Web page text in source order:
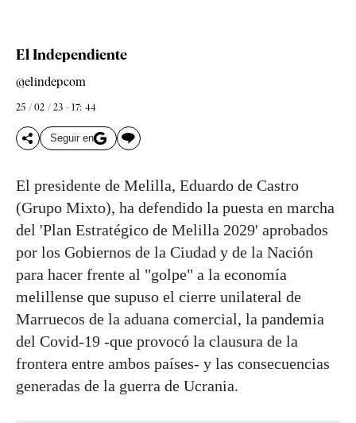
El Independiente
@elindepcom
25 / 02 / 23 - 17: 44
Seguir en
El presidente de Melilla, Eduardo de Castro
(Grupo Mixto), ha defendido la puesta en marcha
del 'Plan Estratégico de Melilla 2029' aprobados
por los Gobiernos de la Ciudad y de la Nación
para hacer frente al "golpe" a la economía
melillense que supuso el cierre unilateral de
Marruecos de la aduana comercial, la pandemia
del Covid-19 -que provocó la clausura de la
frontera entre ambos países- y las consecuencias
generadas de la guerra de Ucrania.